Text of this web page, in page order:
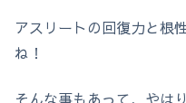
アスリートの回復力と根
ね！
そんな事もあって、やは